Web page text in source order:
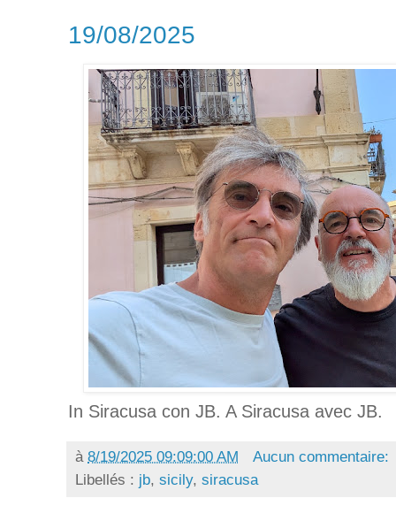
19/08/2025
In Siracusa con JB. A Siracusa avec JB.
à 8/19/2025 09:09:00 AM
Aucun commentaire:
Libellés : jb, sicily, siracusa